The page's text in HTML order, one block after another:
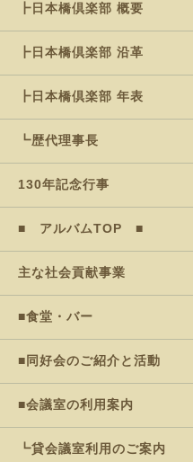
┣日本橋倶楽部 概要
┣日本橋倶楽部 沿革
┣日本橋倶楽部 年表
┗歴代理事長
130年記念行事
■ アルバムTOP ■
主な社会貢献事業
■食堂・バー
■同好会のご紹介と活動
■会議室の利用案内
┗貸会議室利用のご案内